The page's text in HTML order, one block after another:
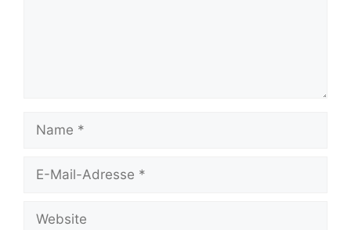
Name
Website